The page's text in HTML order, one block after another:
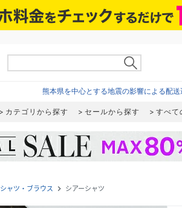
熊本県を中心とする地震の影響による配
カテゴリから探す セールから探す すべて
シャツ・ブラウス navigate_next シアーシャツ